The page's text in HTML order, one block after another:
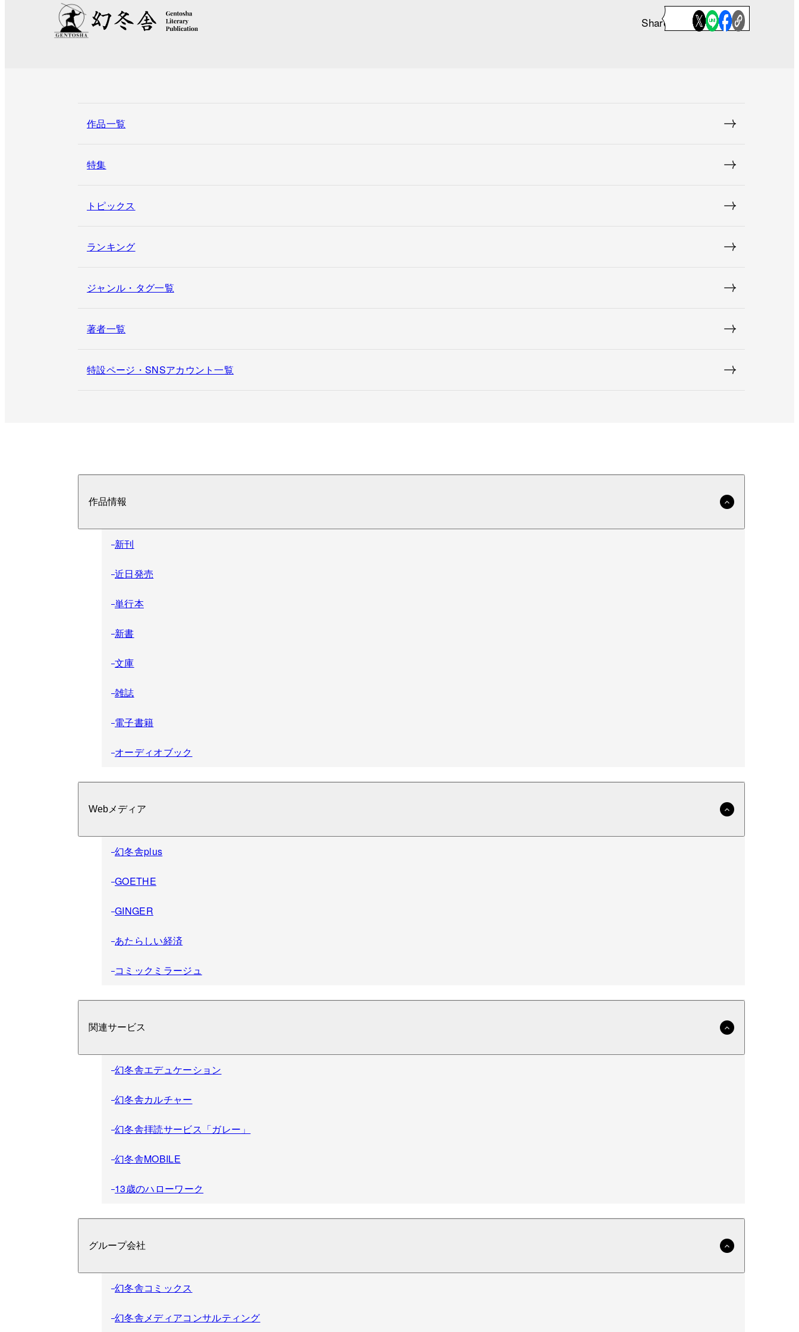
Share
作品一覧
特集
トピックス
ランキング
ジャンル・タグ一覧
著者一覧
特設ページ・SNSアカウント一覧
作品情報
新刊
近日発売
単行本
新書
文庫
雑誌
電子書籍
オーディオブック
Webメディア
幻冬舎plus
GOETHE
GINGER
あたらしい経済
コミックミラージュ
関連サービス
幻冬舎エデュケーション
幻冬舎カルチャー
幻冬舎拝読サービス「ガレー」
幻冬舎MOBILE
13歳のハローワーク
グループ会社
幻冬舎コミックス
幻冬舎メディアコンサルティング